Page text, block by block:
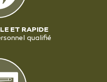
ET RAPIDE
qualifié